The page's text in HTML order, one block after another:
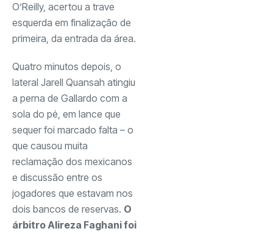
O’Reilly, acertou a trave
esquerda em finalização de
primeira, da entrada da área.
Quatro minutos depois, o
lateral Jarell Quansah atingiu
a perna de Gallardo com a
sola do pé, em lance que
sequer foi marcado falta – o
que causou muita
reclamação dos mexicanos
e discussão entre os
jogadores que estavam nos
dois bancos de reservas. O
árbitro Alireza Faghani foi